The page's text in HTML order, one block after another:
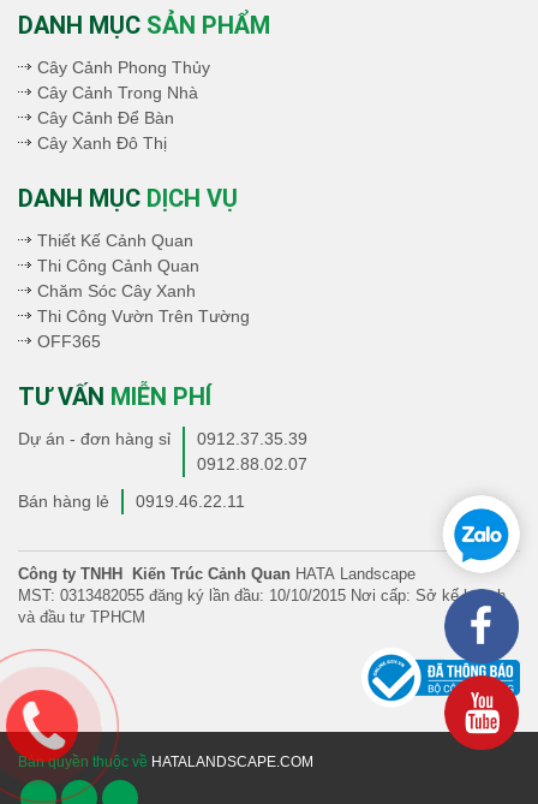
DANH MỤC SẢN PHẨM
Cây Cảnh Phong Thủy
Cây Cảnh Trong Nhà
Cây Cảnh Để Bàn
Cây Xanh Đô Thị
DANH MỤC DỊCH VỤ
Thiết Kế Cảnh Quan
Thi Công Cảnh Quan
Chăm Sóc Cây Xanh
Thi Công Vườn Trên Tường
OFF365
TƯ VẤN MIỄN PHÍ
Dự án - đơn hàng sỉ
0912.37.35.39
0912.88.02.07
Bán hàng lẻ
0919.46.22.11
Công ty TNHH Kiến Trúc Cảnh Quan HATA Landscape
MST: 0313482055 đăng ký lần đầu: 10/10/2015 Nơi cấp: Sở kế hoạch
và đầu tư TPHCM
Bản quyền thuộc về HATALANDSCAPE.COM